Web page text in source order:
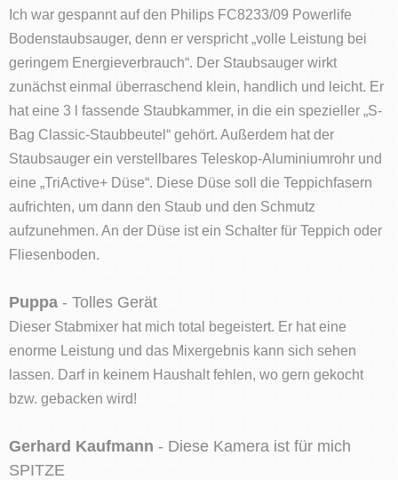
Ich war gespannt auf den Philips FC8233/09 Powerlife
Bodenstaubsauger, denn er verspricht „volle Leistung bei
geringem Energieverbrauch“. Der Staubsauger wirkt
zunächst einmal überraschend klein, handlich und leicht. Er
hat eine 3 l fassende Staubkammer, in die ein spezieller „S-
Bag Classic-Staubbeutel“ gehört. Außerdem hat der
Staubsauger ein verstellbares Teleskop-Aluminiumrohr und
eine „TriActive+ Düse“. Diese Düse soll die Teppichfasern
aufrichten, um dann den Staub und den Schmutz
aufzunehmen. An der Düse ist ein Schalter für Teppich oder
Fliesenboden.
Puppa - Tolles Gerät
Dieser Stabmixer hat mich total begeistert. Er hat eine
enorme Leistung und das Mixergebnis kann sich sehen
lassen. Darf in keinem Haushalt fehlen, wo gern gekocht
bzw. gebacken wird!
Gerhard Kaufmann - Diese Kamera ist für mich
SPITZE